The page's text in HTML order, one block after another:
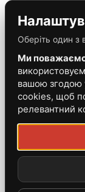
Оберіть один з
Ми
вашою згодою
cookies, щоб
релевантний